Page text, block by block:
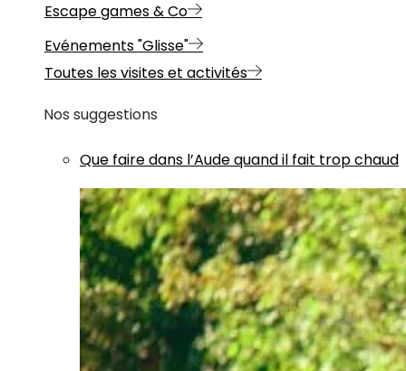
Escape games & Co
Evénements "Glisse"
Toutes les visites et activités
Nos suggestions
Que faire dans l’Aude quand il fait trop chaud